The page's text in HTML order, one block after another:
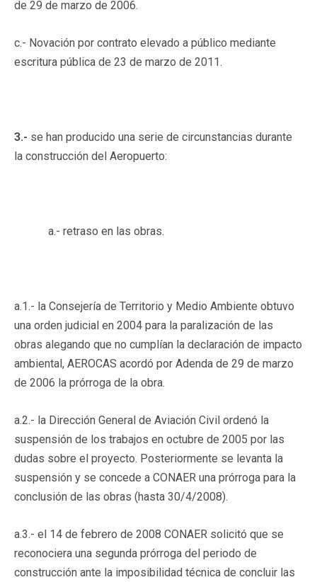
de 29 de marzo de 2006.
c.- Novación por contrato elevado a público mediante
escritura pública de 23 de marzo de 2011.
3.- se han producido una serie de circunstancias durante
la construcción del Aeropuerto:
a.- retraso en las obras.
a.1.- la Consejería de Territorio y Medio Ambiente obtuvo
una orden judicial en 2004 para la paralización de las
obras alegando que no cumplían la declaración de impacto
ambiental, AEROCAS acordó por Adenda de 29 de marzo
de 2006 la prórroga de la obra.
a.2.- la Dirección General de Aviación Civil ordenó la
suspensión de los trabajos en octubre de 2005 por las
dudas sobre el proyecto. Posteriormente se levanta la
suspensión y se concede a CONAER una prórroga para la
conclusión de las obras (hasta 30/4/2008).
a.3.- el 14 de febrero de 2008 CONAER solicitó que se
reconociera una segunda prórroga del periodo de
construcción ante la imposibilidad técnica de concluir las